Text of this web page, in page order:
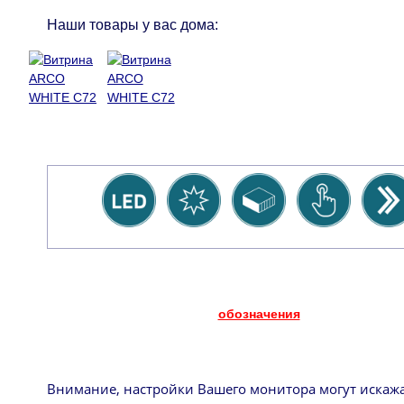
Наши товары у вас дома:
обозначения
Внимание, настройки Вашего монитора могут